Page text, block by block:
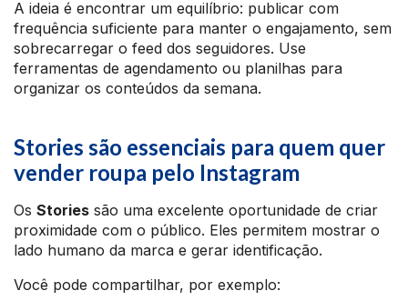
A ideia é encontrar um equilíbrio: publicar com
frequência suficiente para manter o engajamento, sem
sobrecarregar o feed dos seguidores. Use
ferramentas de agendamento ou planilhas para
organizar os conteúdos da semana.
Stories são essenciais para quem quer
vender roupa pelo Instagram
Os Stories são uma excelente oportunidade de criar
proximidade com o público. Eles permitem mostrar o
lado humano da marca e gerar identificação.
Você pode compartilhar, por exemplo: